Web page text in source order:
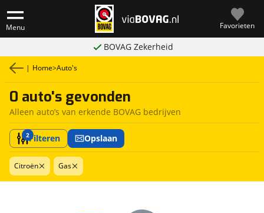
Menu Favorieten
BOVAG Zekerheid
| Home>Auto's
0 auto's gevonden
Alleen auto’s van erkende BOVAG bedrijven
2Filteren Opslaan
Citroën Gas